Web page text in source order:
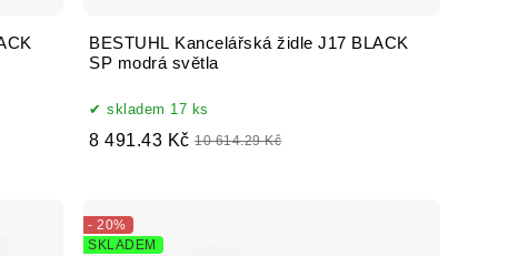
BESTUHL Kancelářská židle J17 BLACK
SP modrá světla
skladem 17 ks
8 491.43 Kč 10 614.29 Kč
- 20%
SKLADEM